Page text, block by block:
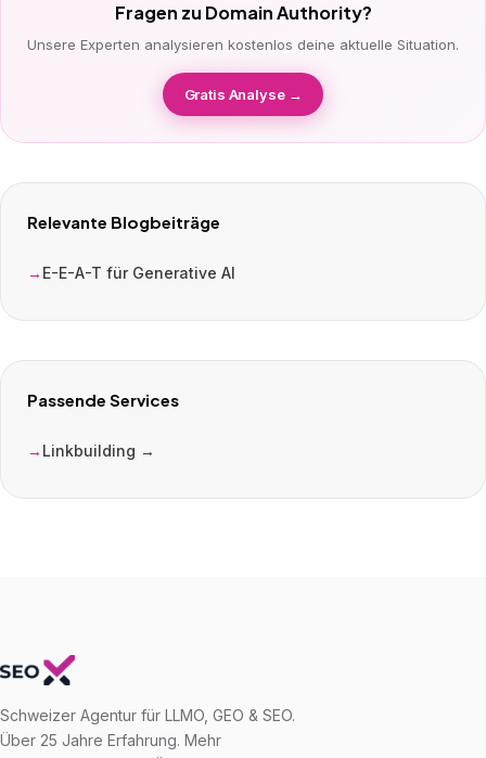
Fragen zu Domain Authority?
Unsere Experten analysieren kostenlos deine aktuelle Situation.
Gratis Analyse →
Relevante Blogbeiträge
E-E-A-T für Generative AI
Passende Services
Linkbuilding →
Schweizer Agentur für LLMO, GEO & SEO.
Über 25 Jahre Erfahrung. Mehr